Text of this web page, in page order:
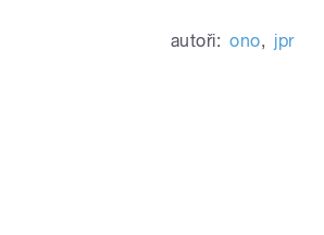
autoři: ono, jpr